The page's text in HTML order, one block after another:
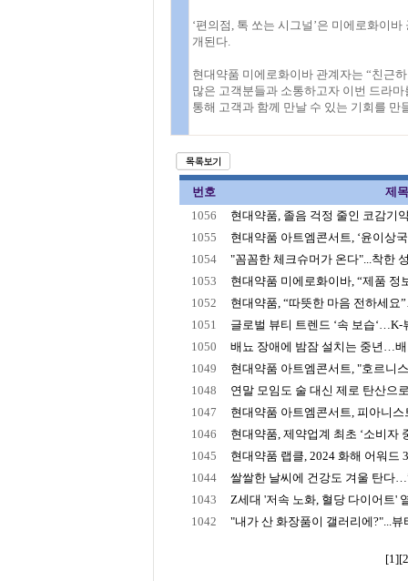
‘편의점, 톡 쏘는 시그널’은 미에로화이
개된다.
현대약품 미에로화이바 관계자는 “친근
많은 고객분들과 소통하고자 이번 드라
통해 고객과 함께 만날 수 있는 기회를 만
번호
제목
1056
현대약품, 졸음 걱정 줄인 코감기
1055
현대약품 아트엠콘서트, ‘윤이상
1054
"꼼꼼한 체크슈머가 온다"...착한
1053
현대약품 미에로화이바, “제품 정
1052
현대약품, “따뜻한 마음 전하세요
1051
글로벌 뷰티 트렌드 ‘속 보습‘…K-
1050
배뇨 장애에 밤잠 설치는 중년…
1049
현대약품 아트엠콘서트, "호르니
1048
연말 모임도 술 대신 제로 탄산으
1047
현대약품 아트엠콘서트, 피아니스
1046
현대약품, 제약업계 최초 ‘소비자
1045
현대약품 랩클, 2024 화해 어워드
1044
쌀쌀한 날씨에 건강도 겨울 탄다
1043
Z세대 '저속 노화, 혈당 다이어트'
1042
"내가 산 화장품이 갤러리에?"...뷰
[1]